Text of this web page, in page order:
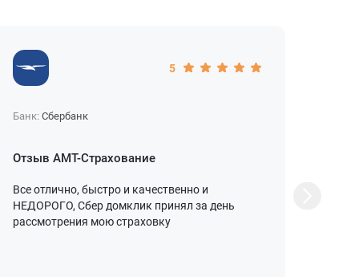
5
Банк: Сбербанк
Отзыв АМТ-Страхование
Все отлично, быстро и качественно и
НЕДОРОГО, Сбер домклик принял за день
рассмотрения мою страховку